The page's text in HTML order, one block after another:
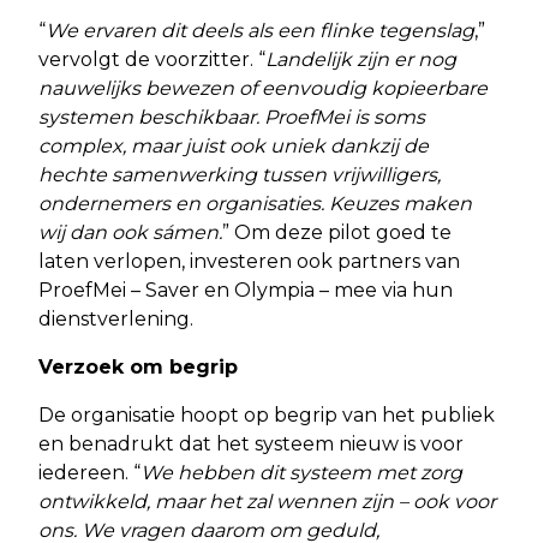
“We ervaren dit deels als een flinke tegenslag,”
vervolgt de voorzitter. “Landelijk zijn er nog
nauwelijks bewezen of eenvoudig kopieerbare
systemen beschikbaar. ProefMei is soms
complex, maar juist ook uniek dankzij de
hechte samenwerking tussen vrijwilligers,
ondernemers en organisaties. Keuzes maken
wij dan ook sámen.” Om deze pilot goed te
laten verlopen, investeren ook partners van
ProefMei – Saver en Olympia – mee via hun
dienstverlening.
Verzoek om begrip
De organisatie hoopt op begrip van het publiek
en benadrukt dat het systeem nieuw is voor
iedereen. “We hebben dit systeem met zorg
ontwikkeld, maar het zal wennen zijn – ook voor
ons. We vragen daarom om geduld,